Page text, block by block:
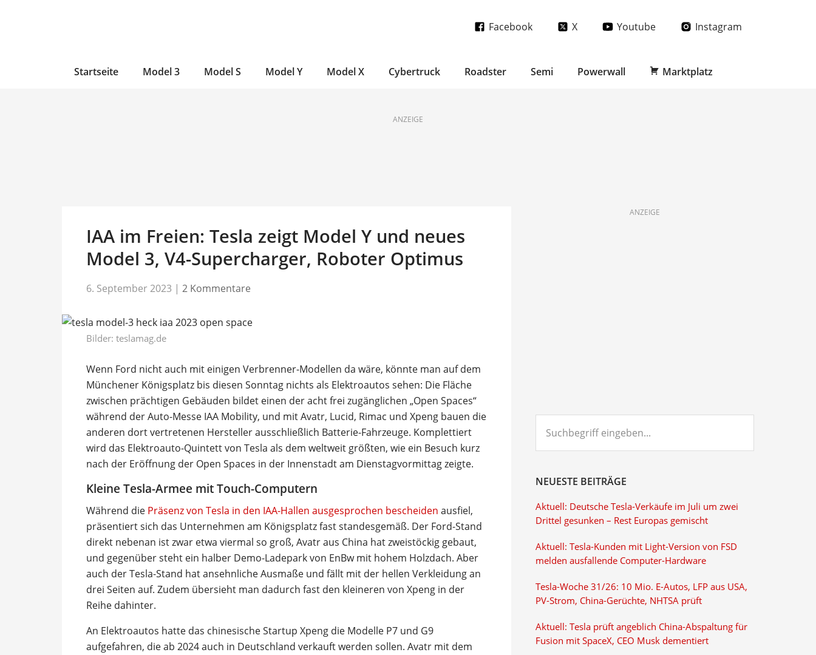
Facebook X Youtube Instagram
Startseite Model 3 Model S Model Y Model X Cybertruck Roadster Semi Powerwall Marktplatz
ANZEIGE
IAA im Freien: Tesla zeigt Model Y und neues
Model 3, V4-Supercharger, Roboter Optimus
6. September 2023 | 2 Kommentare
Bilder: teslamag.de
Wenn Ford nicht auch mit einigen Verbrenner-Modellen da wäre, könnte man auf dem
Münchener Königsplatz bis diesen Sonntag nichts als Elektroautos sehen: Die Fläche
zwischen prächtigen Gebäuden bildet einen der acht frei zugänglichen „Open Spaces“
während der Auto-Messe IAA Mobility, und mit Avatr, Lucid, Rimac und Xpeng bauen die
anderen dort vertretenen Hersteller ausschließlich Batterie-Fahrzeuge. Komplettiert
wird das Elektroauto-Quintett von Tesla als dem weltweit größten, wie ein Besuch kurz
nach der Eröffnung der Open Spaces in der Innenstadt am Dienstagvormittag zeigte.
Kleine Tesla-Armee mit Touch-Computern
Während die Präsenz von Tesla in den IAA-Hallen ausgesprochen bescheiden ausfiel,
präsentiert sich das Unternehmen am Königsplatz fast standesgemäß. Der Ford-Stand
direkt nebenan ist zwar etwa viermal so groß, Avatr aus China hat zweistöckig gebaut,
und gegenüber steht ein halber Demo-Ladepark von EnBw mit hohem Holzdach. Aber
auch der Tesla-Stand hat ansehnliche Ausmaße und fällt mit der hellen Verkleidung an
drei Seiten auf. Zudem übersieht man dadurch fast den kleineren von Xpeng in der
Reihe dahinter.
An Elektroautos hatte das chinesische Startup Xpeng die Modelle P7 und G9
aufgefahren, die ab 2024 auch in Deutschland verkauft werden sollen. Avatr mit dem
ANZEIGE
eingeben...
NEUESTE BEITRÄGE
Aktuell: Deutsche Tesla-Verkäufe im Juli um zwei
Drittel gesunken – Rest Europas gemischt
Aktuell: Tesla-Kunden mit Light-Version von FSD
melden ausfallende Computer-Hardware
Tesla-Woche 31/26: 10 Mio. E-Autos, LFP aus USA,
PV-Strom, China-Gerüchte, NHTSA prüft
Aktuell: Tesla prüft angeblich China-Abspaltung für
Fusion mit SpaceX, CEO Musk dementiert